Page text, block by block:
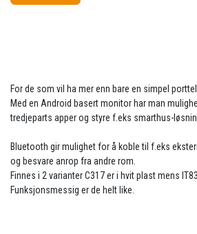
For de som vil ha mer enn bare en simpel
Med en Android basert monitor har man
tredjeparts apper og styre f.eks smarthus-
Bluetooth gir mulighet for å koble til f.eks
og besvare anrop fra andre rom.
Finnes i 2 varianter C317 er i hvit plast mens
Funksjonsmessig er de helt like.